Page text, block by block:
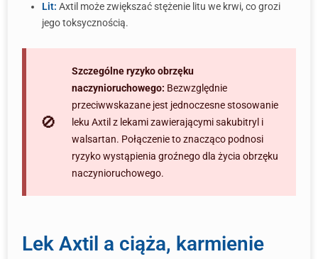
Lit: Axtil może zwiększać stężenie litu we krwi, co grozi
jego toksycznością.
Szczególne ryzyko obrzęku
naczynioruchowego: Bezwzględnie
przeciwwskazane jest jednoczesne stosowanie
leku Axtil z lekami zawierającymi sakubitryl i
walsartan. Połączenie to znacząco podnosi
ryzyko wystąpienia groźnego dla życia obrzęku
naczynioruchowego.
Lek Axtil a ciąża, karmienie